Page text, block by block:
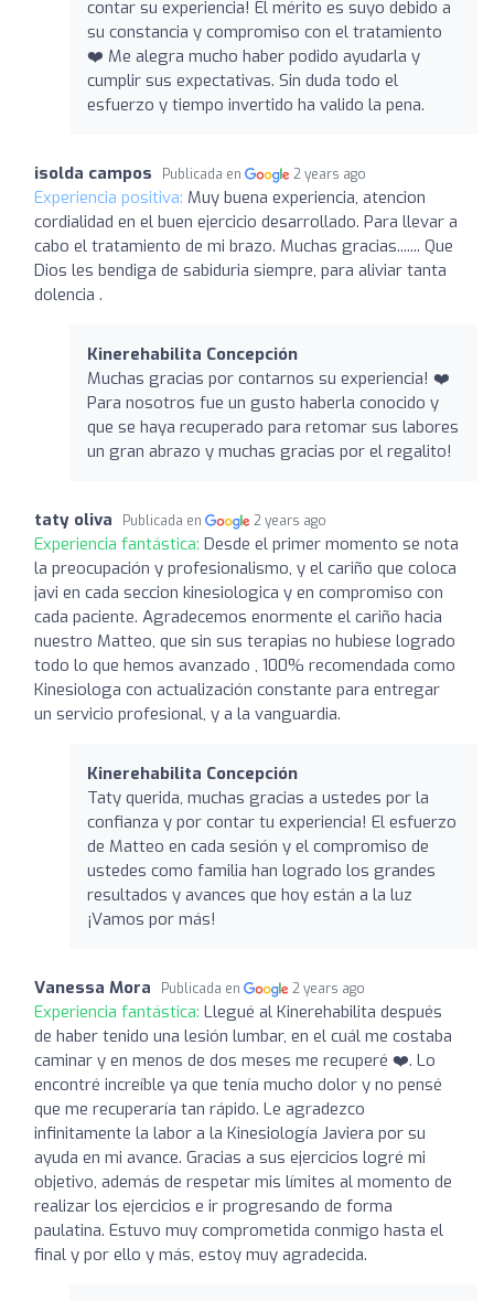
contar su experiencia! El mérito es suyo debido a
su constancia y compromiso con el tratamiento
❤️ Me alegra mucho haber podido ayudarla y
cumplir sus expectativas. Sin duda todo el
esfuerzo y tiempo invertido ha valido la pena.
isolda campos Publicada en 2 years ago
Experiencia positiva: Muy buena experiencia, atencion
cordialidad en el buen ejercicio desarrollado. Para llevar a
cabo el tratamiento de mi brazo. Muchas gracias....... Que
Dios les bendiga de sabiduria siempre, para aliviar tanta
dolencia .
Kinerehabilita Concepción
Muchas gracias por contarnos su experiencia! ❤️
Para nosotros fue un gusto haberla conocido y
que se haya recuperado para retomar sus labores
un gran abrazo y muchas gracias por el regalito!
taty oliva Publicada en 2 years ago
Experiencia fantástica: Desde el primer momento se nota
la preocupación y profesionalismo, y el cariño que coloca
javi en cada seccion kinesiologica y en compromiso con
cada paciente. Agradecemos enormente el cariño hacia
nuestro Matteo, que sin sus terapias no hubiese logrado
todo lo que hemos avanzado , 100% recomendada como
Kinesiologa con actualización constante para entregar
un servicio profesional, y a la vanguardia.
Kinerehabilita Concepción
Taty querida, muchas gracias a ustedes por la
confianza y por contar tu experiencia! El esfuerzo
de Matteo en cada sesión y el compromiso de
ustedes como familia han logrado los grandes
resultados y avances que hoy están a la luz
¡Vamos por más!
Vanessa Mora Publicada en 2 years ago
Experiencia fantástica: Llegué al Kinerehabilita después
de haber tenido una lesión lumbar, en el cuál me costaba
caminar y en menos de dos meses me recuperé ❤️. Lo
encontré increíble ya que tenía mucho dolor y no pensé
que me recuperaría tan rápido. Le agradezco
infinitamente la labor a la Kinesiología Javiera por su
ayuda en mi avance. Gracias a sus ejercicios logré mi
objetivo, además de respetar mis límites al momento de
realizar los ejercicios e ir progresando de forma
paulatina. Estuvo muy comprometida conmigo hasta el
final y por ello y más, estoy muy agradecida.